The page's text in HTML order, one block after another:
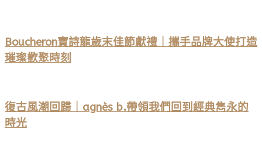
Boucheron寶詩龍歲末佳節獻禮｜攜手品牌大使打造
璀璨歡聚時刻
復古風潮回歸｜agnès b.帶領我們回到經典雋永的
時光